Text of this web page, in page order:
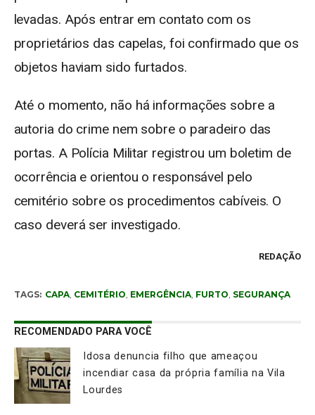
levadas. Após entrar em contato com os
proprietários das capelas, foi confirmado que os
objetos haviam sido furtados.
Até o momento, não há informações sobre a
autoria do crime nem sobre o paradeiro das
portas. A Polícia Militar registrou um boletim de
ocorrência e orientou o responsável pelo
cemitério sobre os procedimentos cabíveis. O
caso deverá ser investigado.
REDAÇÃO
TAGS: CAPA, CEMITÉRIO EMERGÊNCIA, FURTO SEGURANÇA
RECOMENDADO PARA VOCÊ
Idosa denuncia filho que ameaçou
incendiar casa da própria família na Vila
Lourdes